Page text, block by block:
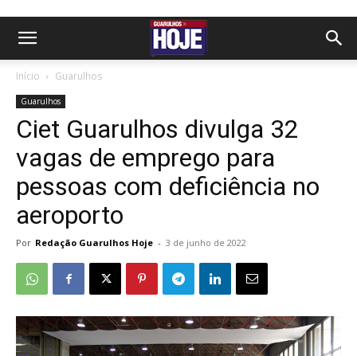
Início Guarulhos
Guarulhos
Ciet Guarulhos divulga 32
vagas de emprego para
pessoas com deficiência no
aeroporto
Por Redação Guarulhos Hoje - 3 de junho de 2022